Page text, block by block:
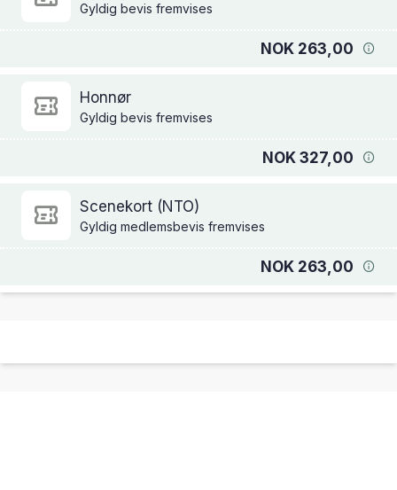
Gyldig bevis fremvises
NOK 263,00
Honnør
Gyldig bevis fremvises
NOK 327,00
Scenekort (NTO)
Gyldig medlemsbevis fremvises
NOK 263,00